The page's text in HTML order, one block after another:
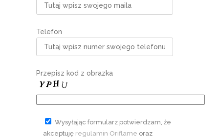
Telefon
Przepisz kod z obrazka
Wysyłając formularz potwierdzam, że
akceptuję regulamin Oriflame oraz